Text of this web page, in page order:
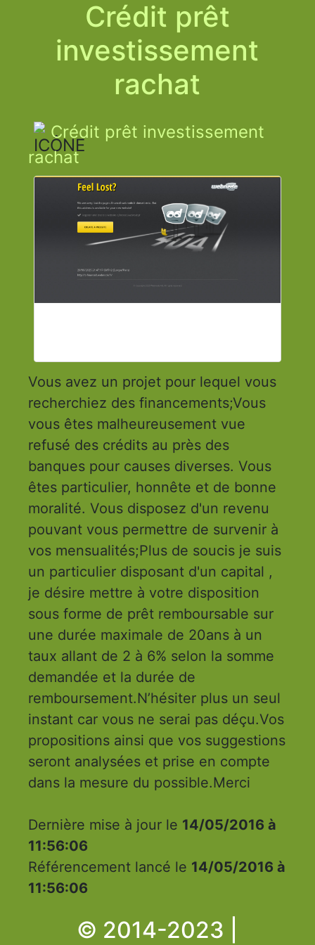
Crédit prêt
investissement
rachat
Crédit prêt investissement
rachat
Vous avez un projet pour lequel vous
recherchiez des financements;Vous
vous êtes malheureusement vue
refusé des crédits au près des
banques pour causes diverses. Vous
êtes particulier, honnête et de bonne
moralité. Vous disposez d'un revenu
pouvant vous permettre de survenir à
vos mensualités;Plus de soucis je suis
un particulier disposant d'un capital ,
je désire mettre à votre disposition
sous forme de prêt remboursable sur
une durée maximale de 20ans à un
taux allant de 2 à 6% selon la somme
demandée et la durée de
remboursement.N’hésiter plus un seul
instant car vous ne serai pas déçu.Vos
propositions ainsi que vos suggestions
seront analysées et prise en compte
dans la mesure du possible.Merci
Dernière mise à jour le 14/05/2016 à
11:56:06
Référencement lancé le 14/05/2016 à
11:56:06
© 2014-2023 |